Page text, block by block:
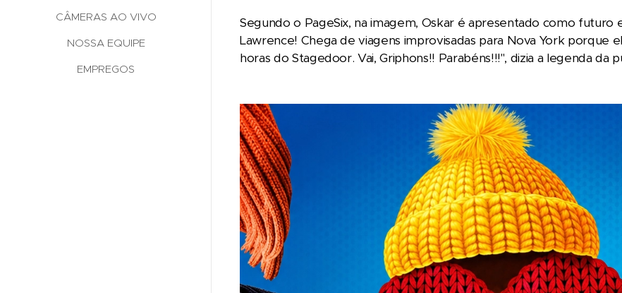
CÂMERAS AO VIVO
NOSSA EQUIPE
EMPREGOS
Segundo o PageSix, na imagem, Oskar é apresentado como futuro
Lawrence! Chega de viagens improvisadas para Nova York porque
horas do Stagedoor. Vai, Griphons!! Parabéns!!!", dizia a legenda da